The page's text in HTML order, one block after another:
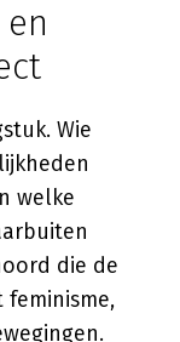
Wie
welke
die de